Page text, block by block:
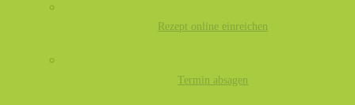
Rezept online einreichen
Termin absagen